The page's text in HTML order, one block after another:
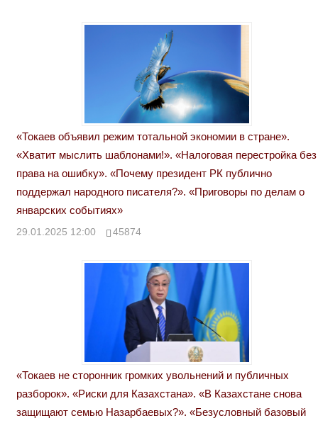
«Токаев объявил режим тотальной экономии в стране».
«Хватит мыслить шаблонами!». «Налоговая перестройка без
права на ошибку». «Почему президент РК публично
поддержал народного писателя?». «Приговоры по делам о
январских событиях»
29.01.2025 12:00 45874
«Токаев не сторонник громких увольнений и публичных
разборок». «Риски для Казахстана». «В Казахстане снова
защищают семью Назарбаевых?». «Безусловный базовый